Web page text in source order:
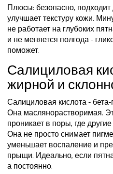
Плюсы: безопасно,
улучшает текстуру кожи.
не работает на глубоких
и не меняется полгода -
поможет.
Салициловая
жирной и
Салициловая кислота - бета-
Она маслянорастворимая.
проникает в поры, где
Она не просто снимает
уменьшает воспаление и
прыщи. Идеально, если
а постоянно.